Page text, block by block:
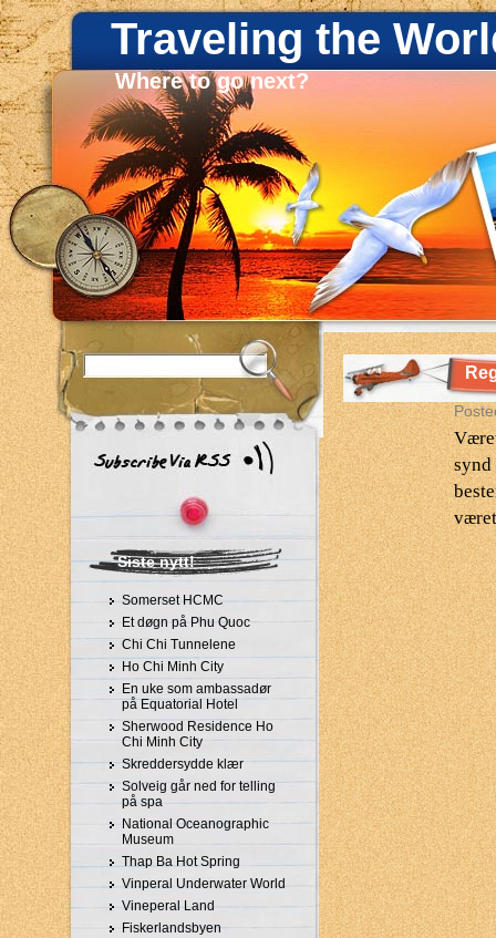
Traveling the
Where to go next?
Siste nytt!
Somerset HCMC
Et døgn på Phu Quoc
Chi Chi Tunnelene
Ho Chi Minh City
En uke som ambassadør
på Equatorial Hotel
Sherwood Residence Ho
Chi Minh City
Skreddersydde klær
Solveig går ned for telling
på spa
National Oceanographic
Museum
Thap Ba Hot Spring
Vinperal Underwater World
Vineperal Land
Fiskerlandsbyen
synd